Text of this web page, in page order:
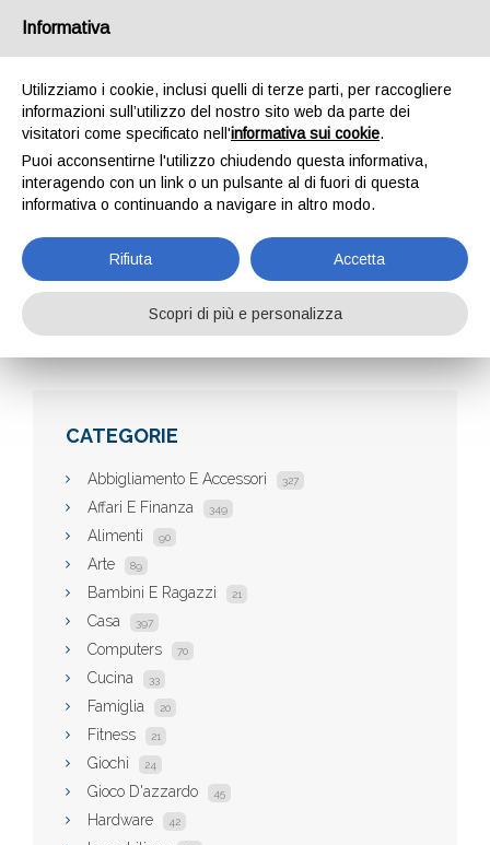
AUDIOLIFE TAIBI
Aziende Audiolife Taibi
CATEGORIE
Abbigliamento E Accessori 327
Affari E Finanza 349
Alimenti 90
Arte 89
Bambini E Ragazzi 21
Casa 397
Computers 70
Cucina 33
Famiglia 20
Fitness 21
Giochi 24
Gioco D'azzardo 45
Hardware 42
Informativa
Utilizziamo i cookie, inclusi quelli di terze parti, per raccogliere
informazioni sull’utilizzo del nostro sito web da parte dei
visitatori come specificato nell'informativa sui cookie.
Puoi acconsentirne l'utilizzo chiudendo questa informativa,
interagendo con un link o un pulsante al di fuori di questa
informativa o continuando a navigare in altro modo.
Rifiuta Accetta
Scopri di più e personalizza